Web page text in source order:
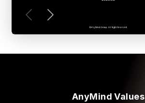
AnyMind Values